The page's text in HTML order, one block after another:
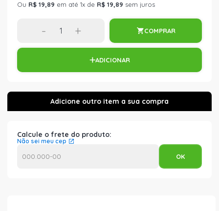
Ou R$ 19,89 em até 1x de R$ 19,89 sem juros
- + COMPRAR
ADICIONAR
Calcule o frete do produto:
Não sei meu cep